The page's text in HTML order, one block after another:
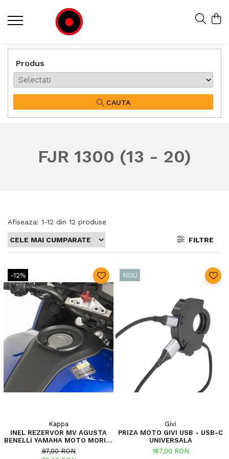
Produs
CAUTA
FJR 1300 (13 - 20)
Afiseaza: 1-12 din 12 produse
FILTRE
-12%
Kappa
INEL REZERVOR MV AGUSTA
BENELLI YAMAHA MOTO MORINI
CAGIVA MT-03 321 (16 - 19) FZ8
/ FAZER 8 800 (10 - 15) XT 1200
87,00 RON
NOU
Givi
PRIZA MOTO GIVI USB - USB-C
UNIVERSALA
167,00 RON